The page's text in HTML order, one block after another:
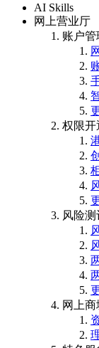
AI Skills
网上营业厅
账户管
权限开
风险测
网上商